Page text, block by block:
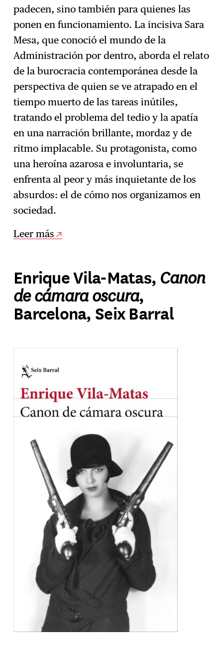
padecen, sino también para quienes las
ponen en funcionamiento. La incisiva Sara
Mesa, que conoció el mundo de la
Administración por dentro, aborda el relato
de la burocracia contemporánea desde la
perspectiva de quien se ve atrapado en el
tiempo muerto de las tareas inútiles,
tratando el problema del tedio y la apatía
en una narración brillante, mordaz y de
ritmo implacable. Su protagonista, como
una heroína azarosa e involuntaria, se
enfrenta al peor y más inquietante de los
absurdos: el de cómo nos organizamos en
sociedad.
Leer más
Enrique Vila-Matas, Canon
de cámara oscura,
Barcelona, Seix Barral